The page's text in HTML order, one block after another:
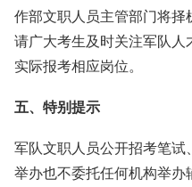
作部文职人员主管部门将择
请广大考生及时关注军队人
实际报考相应岗位。
五、特别提示
军队文职人员公开招考笔试
举办也不委托任何机构举